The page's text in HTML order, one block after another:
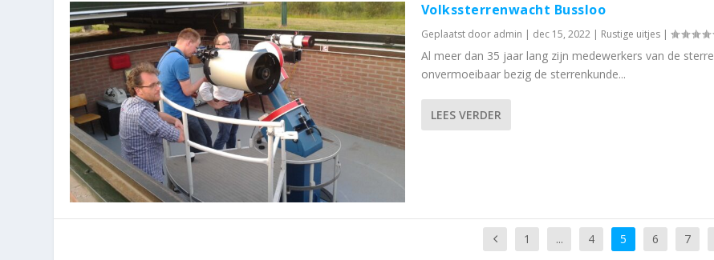
Volkssterrenwacht Bussloo
Geplaatst door admin | dec 15, 2022| Rustige uitjes|
Al meer dan 35 jaar lang zijn medewerkers van de
onvermoeibaar bezig de sterrenkunde...
LEES VERDER
1 ... 4 5 6 7